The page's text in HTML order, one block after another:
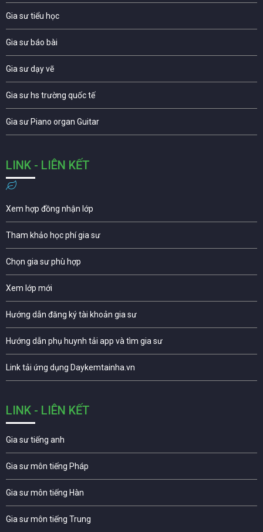
Gia sư tiểu học
Gia sư báo bài
Gia sư dạy vẽ
Gia sư hs trường quốc tế
Gia sư Piano organ Guitar
LINK - LIÊN KẾT
Xem hợp đồng nhận lớp
Tham khảo học phí gia sư
Chọn gia sư phù hợp
Xem lớp mới
Hướng dẫn đăng ký tài khoản gia sư
Hướng dẫn phụ huynh tải app và tìm gia sư
Link tải ứng dụng Daykemtainha.vn
LINK - LIÊN KẾT
Gia sư tiếng anh
Gia sư môn tiếng Pháp
Gia sư môn tiếng Hàn
Gia sư môn tiếng Trung